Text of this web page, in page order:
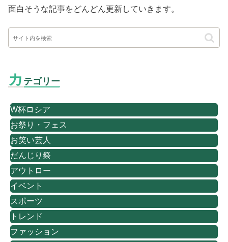
面白そうな記事をどんどん更新していきます。
カ テゴリー
W杯ロシア
お祭り・フェス
お笑い芸人
だんじり祭
アウトロー
イベント
スポーツ
トレンド
ファッション